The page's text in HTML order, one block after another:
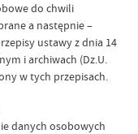
do chwili
a następnie –
ustawy z dnia 14
i archiwach (Dz.U.
w tych przepisach.
danych osobowych